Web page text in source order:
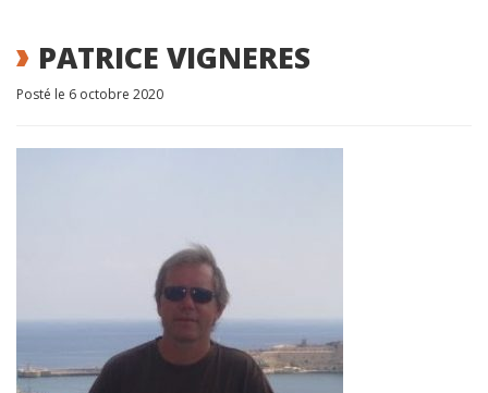
PATRICE VIGNERES
Posté le 6 octobre 2020